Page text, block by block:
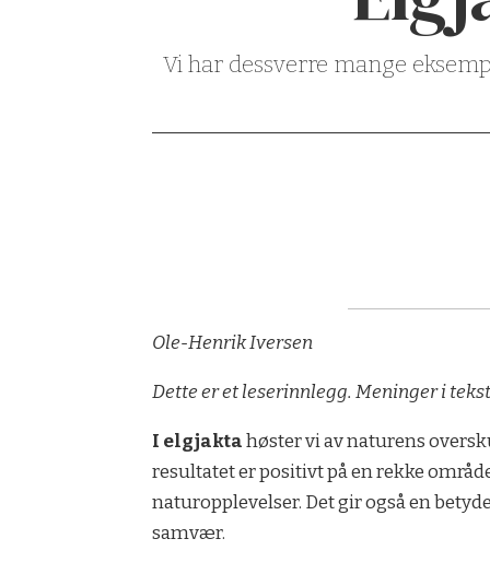
Vi har dessverre mange
Ole-Henrik Iversen
Dette er et leserinnlegg. Meninger i
I elgjaktahøster vi av naturens
resultatet er positivt på en rekke
naturopplevelser. Det gir også en
samvær.